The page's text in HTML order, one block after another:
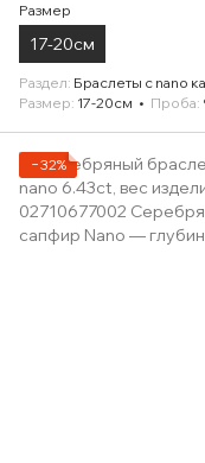
Размер
17-20см
Раздел Браслеты с nano
Размер 17-20см Проба
−32%